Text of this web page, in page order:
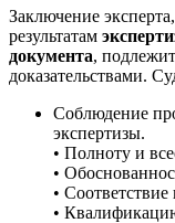
Заключение
результатам
документа,
доказательствами.
Соблюдение
экспертизы.
• Полноту и
•
•
•